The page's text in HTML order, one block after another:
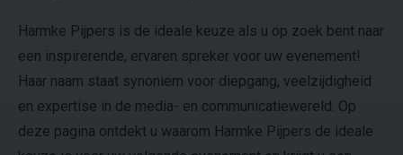
Harmke Pijpers is de ideale keuze als u op zoek bent naar
een inspirerende, ervaren spreker voor uw evenement!
Haar naam staat synoniem voor diepgang, veelzijdigheid
en expertise in de media- en communicatiewereld. Op
deze pagina ontdekt u waarom Harmke Pijpers de ideale